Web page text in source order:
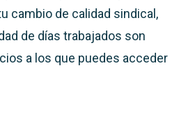
cambio de calidad sindical,
de días trabajados son
a los que puedes acceder